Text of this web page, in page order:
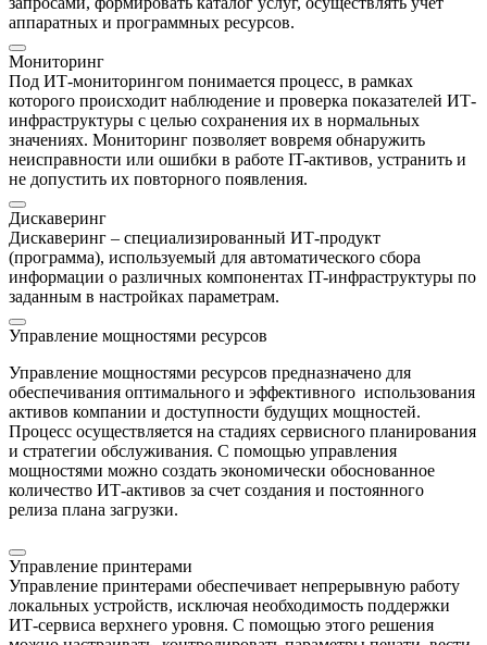
аппаратных и программных ресурсов.
Мониторинг
Под ИТ-мониторингом понимается процесс, в рамках
которого происходит наблюдение и проверка показателей ИТ-
инфраструктуры с целью сохранения их в нормальных
значениях. Мониторинг позволяет вовремя обнаружить
неисправности или ошибки в работе IT-активов, устранить и
не допустить их повторного появления.
Дискаверинг
Дискаверинг – специализированный ИТ-продукт
(программа), используемый для автоматического сбора
информации о различных компонентах IT-инфраструктуры по
заданным в настройках параметрам.
Управление мощностями ресурсов
Управление мощностями ресурсов предназначено для
обеспечивания оптимального и эффективного использования
активов компании и доступности будущих мощностей.
Процесс осуществляется на стадиях сервисного планирования
и стратегии обслуживания. С помощью управления
мощностями можно создать экономически обоснованное
количество ИТ-активов за счет создания и постоянного
релиза плана загрузки.
Управление принтерами
Управление принтерами обеспечивает непрерывную работу
локальных устройств, исключая необходимость поддержки
ИТ-сервиса верхнего уровня. С помощью этого решения